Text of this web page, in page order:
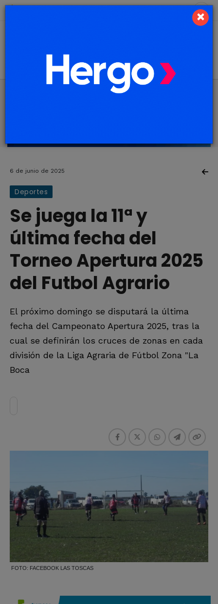
6 de junio de 2025
Deportes
Se juega la 11ª y
última fecha del
Torneo Apertura 2025
del Futbol Agrario
El próximo domingo se disputará la última
fecha del Campeonato Apertura 2025, tras la
cual se definirán los cruces de zonas en cada
división de la Liga Agraria de Fútbol Zona "La
Boca
FOTO: FACEBOOK LAS TOSCAS
×